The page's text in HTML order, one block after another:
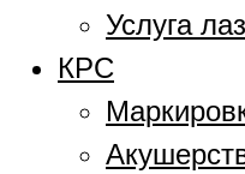
Услуга
КРС